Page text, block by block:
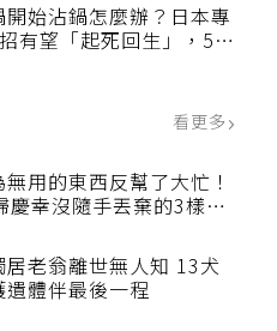
開始沾鍋怎麼辦？日本專
有望「起死回生」，5情
看更多
用的東西反幫了大忙！
慶幸沒隨手丟棄的3樣物
居老翁離世無人知 13犬
遺體伴最後一程